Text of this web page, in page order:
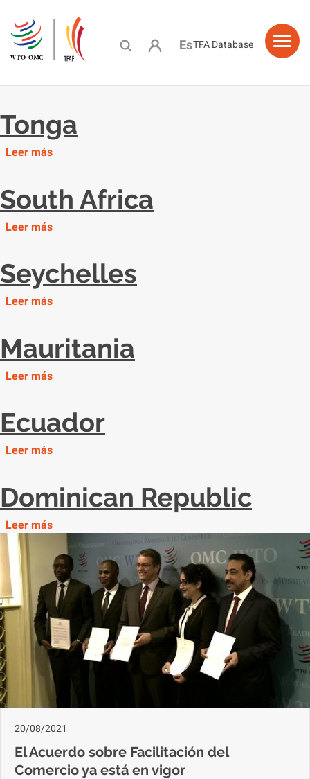
main
content
User account menu
Español
TFA Database
Tonga
Leer más
South Africa
Leer más
Seychelles
Leer más
Mauritania
Leer más
Ecuador
Leer más
Dominican Republic
Leer más
20/08/2021
El Acuerdo sobre Facilitación del
Comercio ya está en vigor